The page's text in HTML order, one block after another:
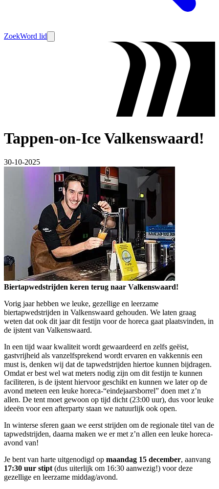
ZoekWord lid
Tappen-on-Ice Valkenswaard!
30-10-2025
Biertapwedstrijden keren terug naar Valkenswaard!
Vorig jaar hebben we leuke, gezellige en leerzame
biertapwedstrijden in Valkenswaard gehouden. We laten graag
weten dat ook dit jaar dit festijn voor de horeca gaat plaatsvinden, in
de ijstent van Valkenswaard.
In een tijd waar kwaliteit wordt gewaardeerd en zelfs geëist,
gastvrijheid als vanzelfsprekend wordt ervaren en vakkennis een
must is, denken wij dat de tapwedstrijden hiertoe kunnen bijdragen.
Omdat er best wel wat meters nodig zijn om dit festijn te kunnen
faciliteren, is de ijstent hiervoor geschikt en kunnen we later op de
avond meteen een leuke horeca-“eindejaarsborrel” doen met z’n
allen. De tent moet gewoon op tijd dicht (23:00 uur), dus voor leuke
ideeën voor een afterparty staan we natuurlijk ook open.
In winterse sferen gaan we eerst strijden om de regionale titel van de
tapwedstrijden, daarna maken we er met z’n allen een leuke horeca-
avond van!
Je bent van harte uitgenodigd op maandag 15 december, aanvang
17:30 uur stipt (dus uiterlijk om 16:30 aanwezig!) voor deze
gezellige en leerzame middag/avond.